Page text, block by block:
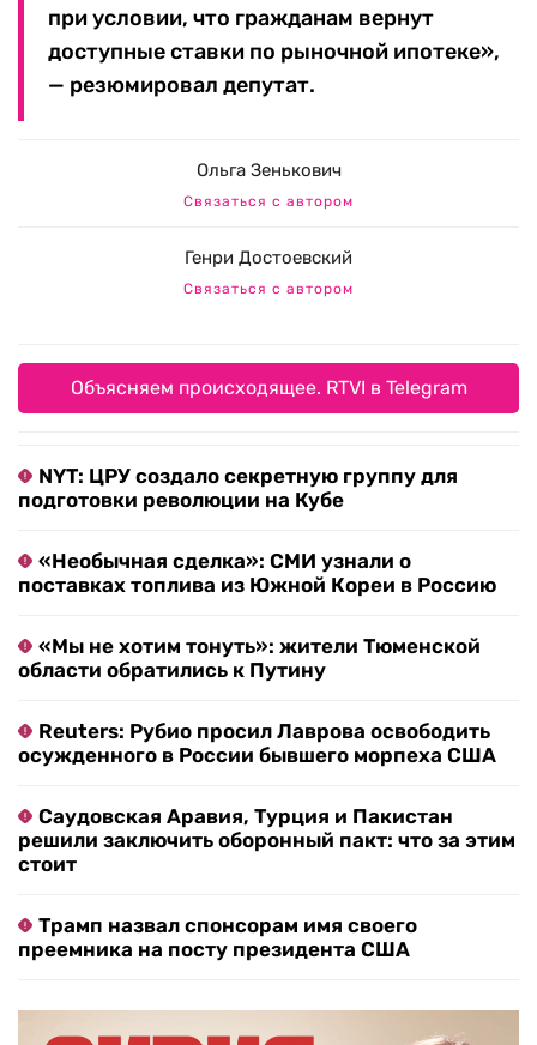
при условии, что гражданам вернут
доступные ставки по рыночной ипотеке»,
— резюмировал депутат.
Ольга Зенькович
Связаться с автором
Генри Достоевский
Связаться с автором
Объясняем происходящее. RTVI в Telegram
NYT: ЦРУ создало секретную группу для
подготовки революции на Кубе
«Необычная сделка»: СМИ узнали о
поставках топлива из Южной Кореи в Россию
«Мы не хотим тонуть»: жители Тюменской
области обратились к Путину
Reuters: Рубио просил Лаврова освободить
осужденного в России бывшего морпеха США
Саудовская Аравия, Турция и Пакистан
решили заключить оборонный пакт: что за этим
стоит
Трамп назвал спонсорам имя своего
преемника на посту президента США